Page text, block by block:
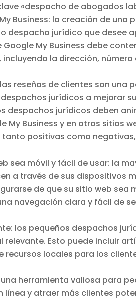
«despacho de abogados
Business: la creación de una
despacho jurídico que desee
My Business debe
la dirección,
reseñas de clientes son una
jurídicos a mejorar
despachos jurídicos deben
My Business y en otros sitios
tanto positivas como
sea móvil y fácil de usar: la
a través de sus dispositivos
de que su sitio web sea
navegación clara y fácil de
los pequeños despachos
Esto puede incluir
recursos locales para los
una herramienta valiosa para
línea y atraer más clientes